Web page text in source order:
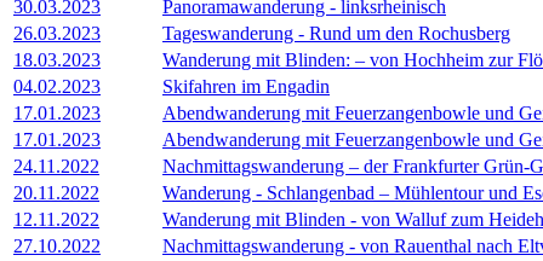
30.03.2023
Panoramawanderung - linksrheinisch
26.03.2023
Tageswanderung - Rund um den Rochusberg
18.03.2023
Wanderung mit Blinden: – von Hochheim zur
04.02.2023
Skifahren im Engadin
17.01.2023
Abendwanderung mit Feuerzangenbowle und
17.01.2023
Abendwanderung mit Feuerzangenbowle und
24.11.2022
Nachmittagswanderung – der Frankfurter Grün-
20.11.2022
Wanderung - Schlangenbad – Mühlentour und
12.11.2022
Wanderung mit Blinden - von Walluf zum
27.10.2022
Nachmittagswanderung - von Rauenthal nach